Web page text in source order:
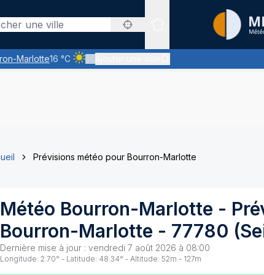
Sites expertis&eacute;s
Marlotte16 °C
Ciel clair - quasiment pas de nuages et un
Prévisions météo pour Bourron-Marlotte
Météo Bourron-Marlotte -
Bourron-Marlotte - 77780 (
Dernière mise à jour : vendredi 7 août 2026 à 08:00
Longitude: 2.70° - Latitude: 48.34° - Altitude: 52m - 127m